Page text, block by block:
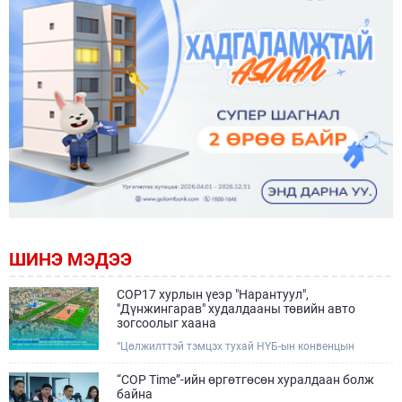
ШИНЭ МЭДЭЭ
COP17 хурлын үеэр "Нарантуул",
"Дүнжингарав" худалдааны төвийн авто
зогсоолыг хаана
“Цөлжилттэй тэмцэх тухай НҮБ-ын конвенцын
сарын 17-28-ны өдрүүдэд Улаанбаатар хотод зохион
байгуулагдана.Хурлын үеэр Нарантуул, Дүнжингарав
“COP Time”-ийн өргөтгөсөн хуралдаан болж
байна